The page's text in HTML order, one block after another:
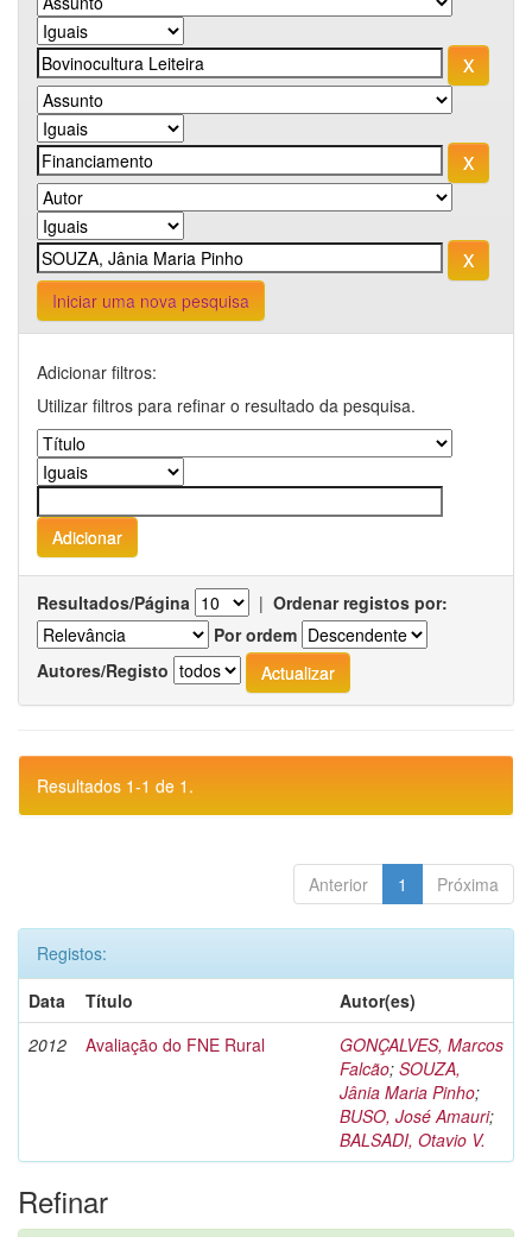
Iniciar uma nova pesquisa
Adicionar filtros:
Utilizar filtros para refinar o resultado da pesquisa.
Resultados/Página | Ordenar registos por:
Por ordem
Autores/Registo
Resultados 1-1 de 1.
Anterior 1 Próxima
Registos:
Data
Título
Autor(es)
2012
Avaliação do FNE Rural
GONÇALVES, Marcos
Falcão; SOUZA,
Jânia Maria Pinho;
BUSO, José Amauri;
BALSADI, Otavio V.
Refinar